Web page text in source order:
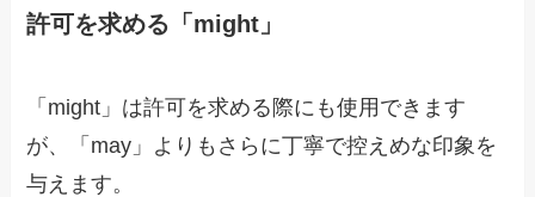
許可を求める「might」
「might」は許可を求める際にも使用できます
が、「may」よりもさらに丁寧で控えめな印象を
与えます。